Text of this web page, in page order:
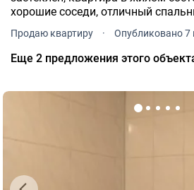
хорошие соседи, отличный
Продаю квартиру · Опубликовано 7
Еще 2 предложения этого